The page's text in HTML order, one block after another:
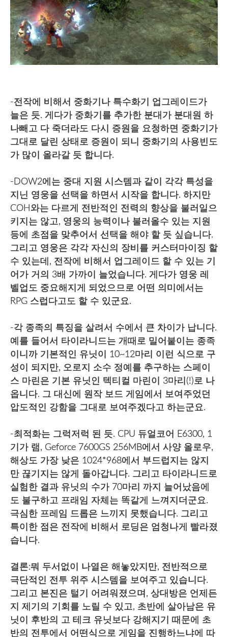
-전작에 비해서 중화기나 특수화기 업그레이드가
늘은 듯. 게다가 중화기를 추가한 분대가 분대원 하
나빼고 다 죽더라도 다시 증원을 요청하면 중화기가
그대로 달린 상태로 증원이 되니 중화기의 사용빈도
가 많이 올라갈 듯 합니다.
-DOW2에는 중대 지원 시스템과 같이 각각 특성을
지닌 영웅을 선택을 하면서 시작을 합니다. 하지만
COH와는 다르게 전반적인 전력의 향상을 불러일으
키지는 않고, 영웅의 능력이나 불러올수 있는 지원
등에 초점을 맞추어서 선택을 해야 할 듯 싶습니다.
그리고 영웅은 각각 자신의 장비를 커스터마이징 할
수 있는데, 전작에 비해서 업그레이드 할 수 있는 기
어가 거의 3배 가까이 늘었습니다. 게다가 영웅 레
벨업도 중요해지게 되었으므로 어떤 의미에서는
RPG 스럽다고도 할 수 있군요.
-각 종족의 특징을 살려서 수에서 큰 차이가 납니다.
예를 들어서 타이라니드는 개때로 밀어붙이는 종족
이니까 기본적인 유닛이 10~12마리 이런 식으로 구
성이 되지만, 오로지 소수 정예를 추구하는 스페이
스 마린은 기본 유닛인 텍티컬 마린이 3마리(!)로 나
옵니다. 그 대신에 원작 보드 게임에서 보여주었던
압도적인 강함을 그대로 보여주겠다고 하는군요.
-최적화는 그럭저럭 된 듯. CPU 듀얼코어 E6300, 1
기가 램, Geforce 7600GS 256MB에서 사양 올로우,
해상도 가장 낮은 1024*968에서 부드럽지는 않지
만 끊기지는 않게 돌아갑니다. 그리고 타이라니드로
실험한 결과 유닛의 수가 70마리 까지 늘어났음에
도 불구하고 프래임 자체는 똑같게 느껴지더군요.
극심한 프레임 드롭은 느끼지 못했습니다. 그리고
특이한 점은 전작에 비해서 로딩은 엄청나게 빨라졌
습니다.
결론:뭐 두서없이 나열은 해놓았지만, 전반적으로
극단적인 전투 위주 시스템을 보여주고 있습니다.
그리고 본진은 털기 어려워졌으며, 상대방은 언제든
지 제기의 기회를 노릴 수 있고, 초반에 살아남은 유
닛이 후반의 고 테크 유닛보다 강해지기 때문에 초
반의 전투에서 어떤식으로 게임을 진행하느냐에 따